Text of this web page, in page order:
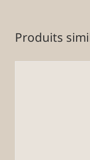
Produits